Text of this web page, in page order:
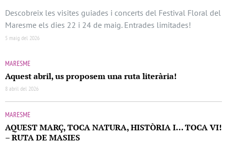
Descobreix les visites guiades i concerts del Festival Floral del
Maresme els dies 22 i 24 de maig. Entrades limitades!
5 maig del 2026
MARESME
Aquest abril, us proposem una ruta literària!
8 abril del 2026
MARESME
AQUEST MARÇ, TOCA NATURA, HISTÒRIA I… TOCA VI!
– RUTA DE MASIES